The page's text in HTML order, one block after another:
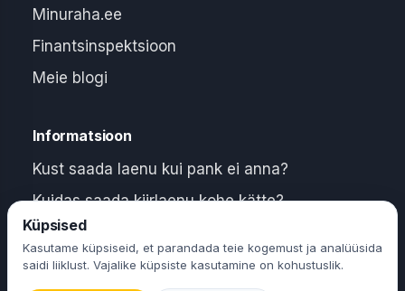
Minuraha.ee
Finantsinspektsioon
Meie blogi
Informatsioon
Kust saada laenu kui pank ei anna?
Kuidas saada kiirlaenu kohe kätte?
Kiirlaenu refinantseerimine
Laenud maksehäirega
Laenu valija
Küpsised
Kasutame küpsiseid, et parandada teie kogemust ja analüüsida
saidi liiklust. Vajalike küpsiste kasutamine on kohustuslik.